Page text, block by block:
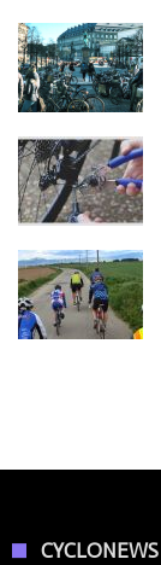
CYCLONEWS